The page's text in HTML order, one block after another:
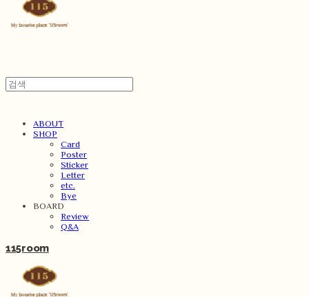
ABOUT
SHOP
Card
Poster
Sticker
Letter
etc.
Bye
BOARD
Review
Q&A
115room